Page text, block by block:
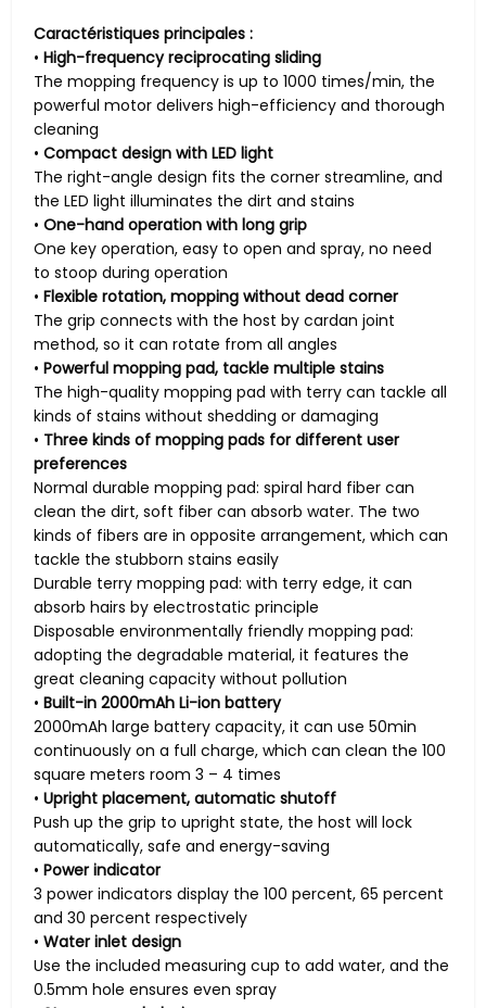
Caractéristiques principales:
•High-frequency reciprocating sliding
The mopping frequency is up to 1000 times/min, the
powerful motor delivers high-efficiency and thorough
cleaning
•Compact design with LED light
The right-angle design fits the corner streamline, and
the LED light illuminates the dirt and stains
•One-hand operation with long grip
One key operation, easy to open and spray, no need
to stoop during operation
•Flexible rotation, mopping without dead corner
The grip connects with the host by cardan joint
method, so it can rotate from all angles
•Powerful mopping pad, tackle multiple stains
The high-quality mopping pad with terry can tackle all
kinds of stains without shedding or damaging
• Three kinds of mopping pads for different user
preferences
Normal durable mopping pad: spiral hard fiber can
clean the dirt, soft fiber can absorb water. The two
kinds of fibers are in opposite arrangement, which can
tackle the stubborn stains easily
Durable terry mopping pad: with terry edge, it can
absorb hairs by electrostatic principle
Disposable environmentally friendly mopping pad:
adopting the degradable material, it features the
great cleaning capacity without pollution
•Built-in 2000mAh Li-ion battery
2000mAh large battery capacity, it can use 50min
continuously on a full charge, which can clean the 100
square meters room 3 – 4 times
•Upright placement, automatic shutoff
Push up the grip to upright state, the host will lock
automatically, safe and energy-saving
•Power indicator
3 power indicators display the 100 percent, 65 percent
and 30 percent respectively
•Water inlet design
Use the included measuring cup to add water, and the
0.5mm hole ensures even spray